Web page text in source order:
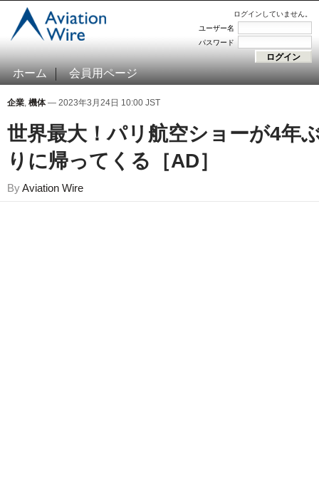
ログインしていません。
ユーザー名
パスワード
ホーム 会員用ページ
企業, 機体— 2023年3月24日 10:00 JST
世界最大！パリ航空ショーが4年
りに帰ってくる［AD］
ByAviation Wire